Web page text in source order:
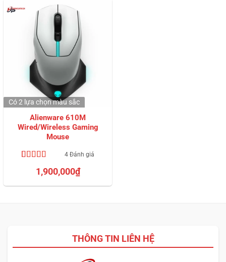
Alienware 610M
Wired/Wireless Gaming
Mouse
trên 5
dựa trên
4 Đánh giá
1,900,000₫
Có 2 lựa chọnmàu sắc
THÔNG TIN LIÊN HỆ